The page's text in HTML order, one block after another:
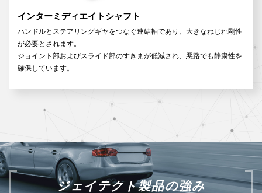
インターミディエイトシャフト
ハンドルとステアリングギヤをつなぐ連結軸であり、大きなねじれ剛性
が必要とされます。
ジョイント部およびスライド部のすきまが低減され、悪路でも静粛性を
確保しています。
ジェイテクト製品の強み